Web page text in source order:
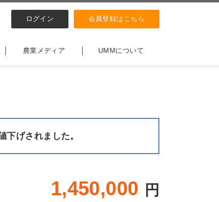
ログイン 会員登録はこちら
農業メディア UMMについて
下げされました。
1,450,000 円